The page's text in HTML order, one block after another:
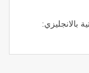
بالانجليزي: